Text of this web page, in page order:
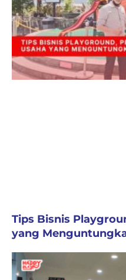
Tips Bisnis
yang